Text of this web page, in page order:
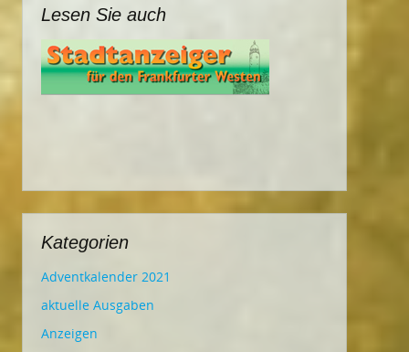
Lesen Sie auch
Kategorien
Adventkalender 2021
aktuelle Ausgaben
Anzeigen